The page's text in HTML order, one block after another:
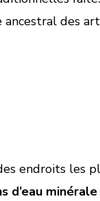
des
endroits les
d’eau minérale